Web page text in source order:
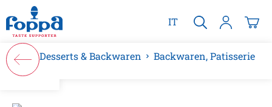
springen
IT
Desserts & Backwaren Backwaren, Patisserie